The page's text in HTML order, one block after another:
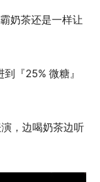
奶茶还是一样让
『25% 微糖』
，边喝奶茶边听